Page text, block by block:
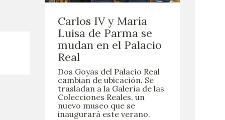
Carlos IV y María
Luisa de Parma se
mudan en el Palacio
Real
Dos Goyas del Palacio Real
cambian de ubicación. Se
trasladan a la Galería de las
Colecciones Reales, un
nuevo museo que se
inaugurará este verano.